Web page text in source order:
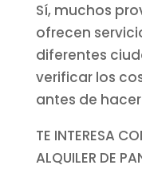
Sí, muchos
ofrecen
diferentes
verificar los
antes de
TE INTERESA
ALQUILER DE